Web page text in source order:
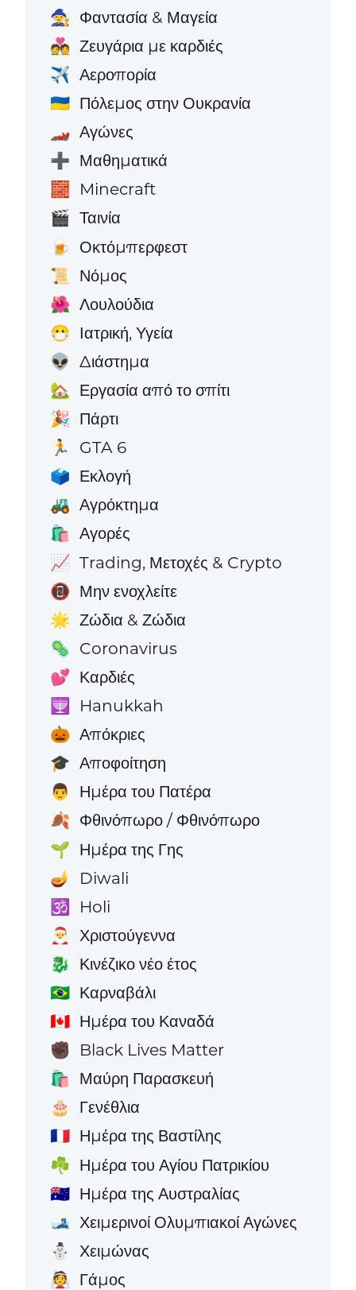
🧙 Φαντασία & Μαγεία
💑 Ζευγάρια με καρδιές
✈️ Αεροπορία
🇺🇦 Πόλεμος στην Ουκρανία
🏎️ Αγώνες
➕ Μαθηματικά
🧱 Minecraft
🎬 Ταινία
🍺 Οκτόμπερφεστ
📜 Νόμος
🌺 Λουλούδια
😷 Ιατρική, Υγεία
👽 Διάστημα
🏡 Εργασία από το σπίτι
🎉 Πάρτι
🏃 GTA 6
🗳️ Εκλογή
🚜 Αγρόκτημα
🛍️ Αγορές
📈 Trading, Μετοχές & Crypto
📵 Μην ενοχλείτε
🌟 Ζώδια & Ζώδια
🦠 Coronavirus
💕 Καρδιές
🕎 Hanukkah
🎃 Απόκριες
🎓 Αποφοίτηση
👨 Ημέρα του Πατέρα
🍂 Φθινόπωρο / Φθινόπωρο
🌱 Ημέρα της Γης
🪔 Diwali
🕉️ Holi
🎅 Χριστούγεννα
🐉 Κινέζικο νέο έτος
🇧🇷 Καρναβάλι
🇨🇦 Ημέρα του Καναδά
✊🏿 Black Lives Matter
🛍️ Μαύρη Παρασκευή
🎂 Γενέθλια
🇫🇷 Ημέρα της Βαστίλης
☘️ Ημέρα του Αγίου Πατρικίου
🇦🇺 Ημέρα της Αυστραλίας
🎿 Χειμερινοί Ολυμπιακοί Αγώνες
⛄ Χειμώνας
👰 Γάμος